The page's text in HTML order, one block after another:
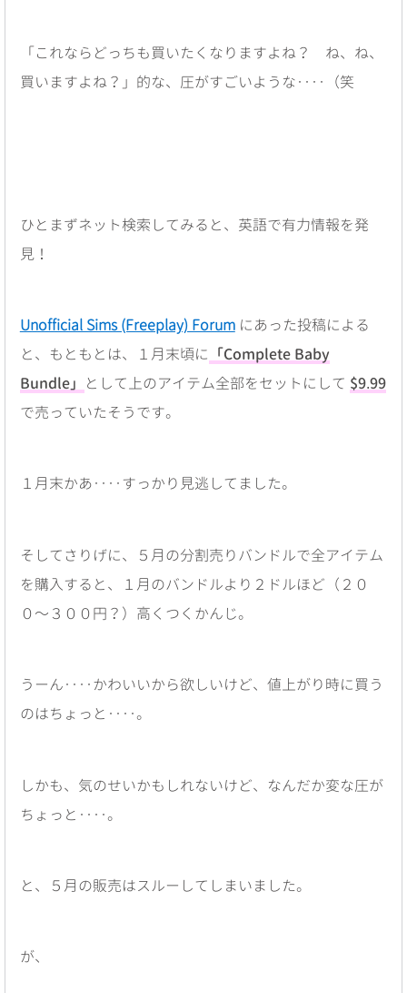
「これならどっちも買いたくなりますよね？ ね、ね、
買いますよね？」的な、圧がすごいような‥‥（笑
ひとまずネット検索してみると、英語で有力情報を発
見！
Unofficial Sims (Freeplay) Forumにあった投稿による
と、もともとは、１月末頃に 「Complete Baby
Bundle」 として上のアイテム全部をセットにして $9.99
で売っていたそうです。
１月末かあ‥‥すっかり見逃してました。
そしてさりげに、５月の分割売りバンドルで全アイテム
を購入すると、１月のバンドルより２ドルほど（２０
０〜３００円？）高くつくかんじ。
うーん‥‥かわいいから欲しいけど、値上がり時に買う
のはちょっと‥‥。
しかも、気のせいかもしれないけど、なんだか変な圧が
ちょっと‥‥。
と、５月の販売はスルーしてしまいました。
が、